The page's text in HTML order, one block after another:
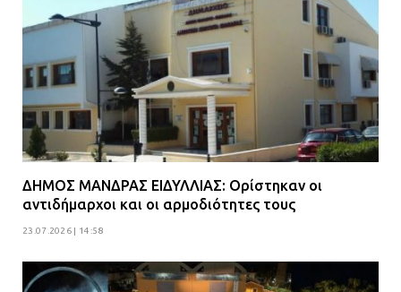
ΔΗΜΟΣ ΜΑΝΔΡΑΣ ΕΙΔΥΛΛΙΑΣ: Ορίστηκαν οι
αντιδήμαρχοι και οι αρμοδιότητες τους
23.07.2026 | 14:58